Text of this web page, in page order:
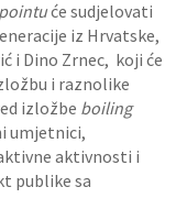
će sudjelovati
iz Hrvatske,
i Dino Zrnec, koji će
i raznolike
izložbe boiling
umjetnici,
aktivnosti i
publike sa